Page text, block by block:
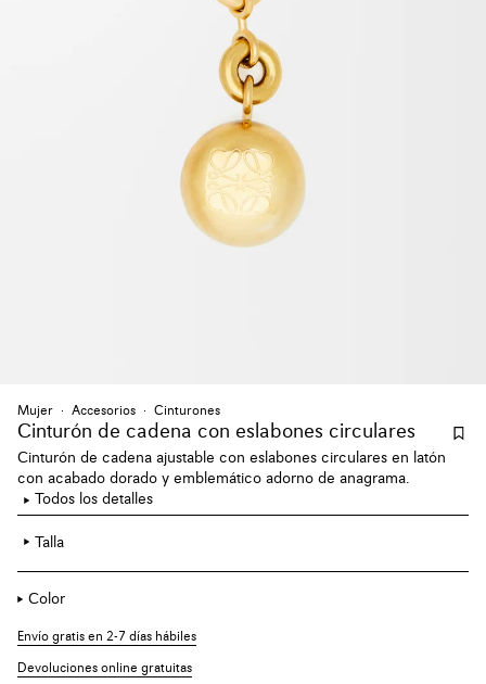
Mujer Accesorios Cinturones
Cinturón de cadena con eslabones circulares
Cinturón de cadena ajustable con eslabones circulares en latón
con acabado dorado y emblemático adorno de anagrama.
Todos los detalles
Talla
Color
Envío gratis en 2-7 días hábiles
Devoluciones online gratuitas